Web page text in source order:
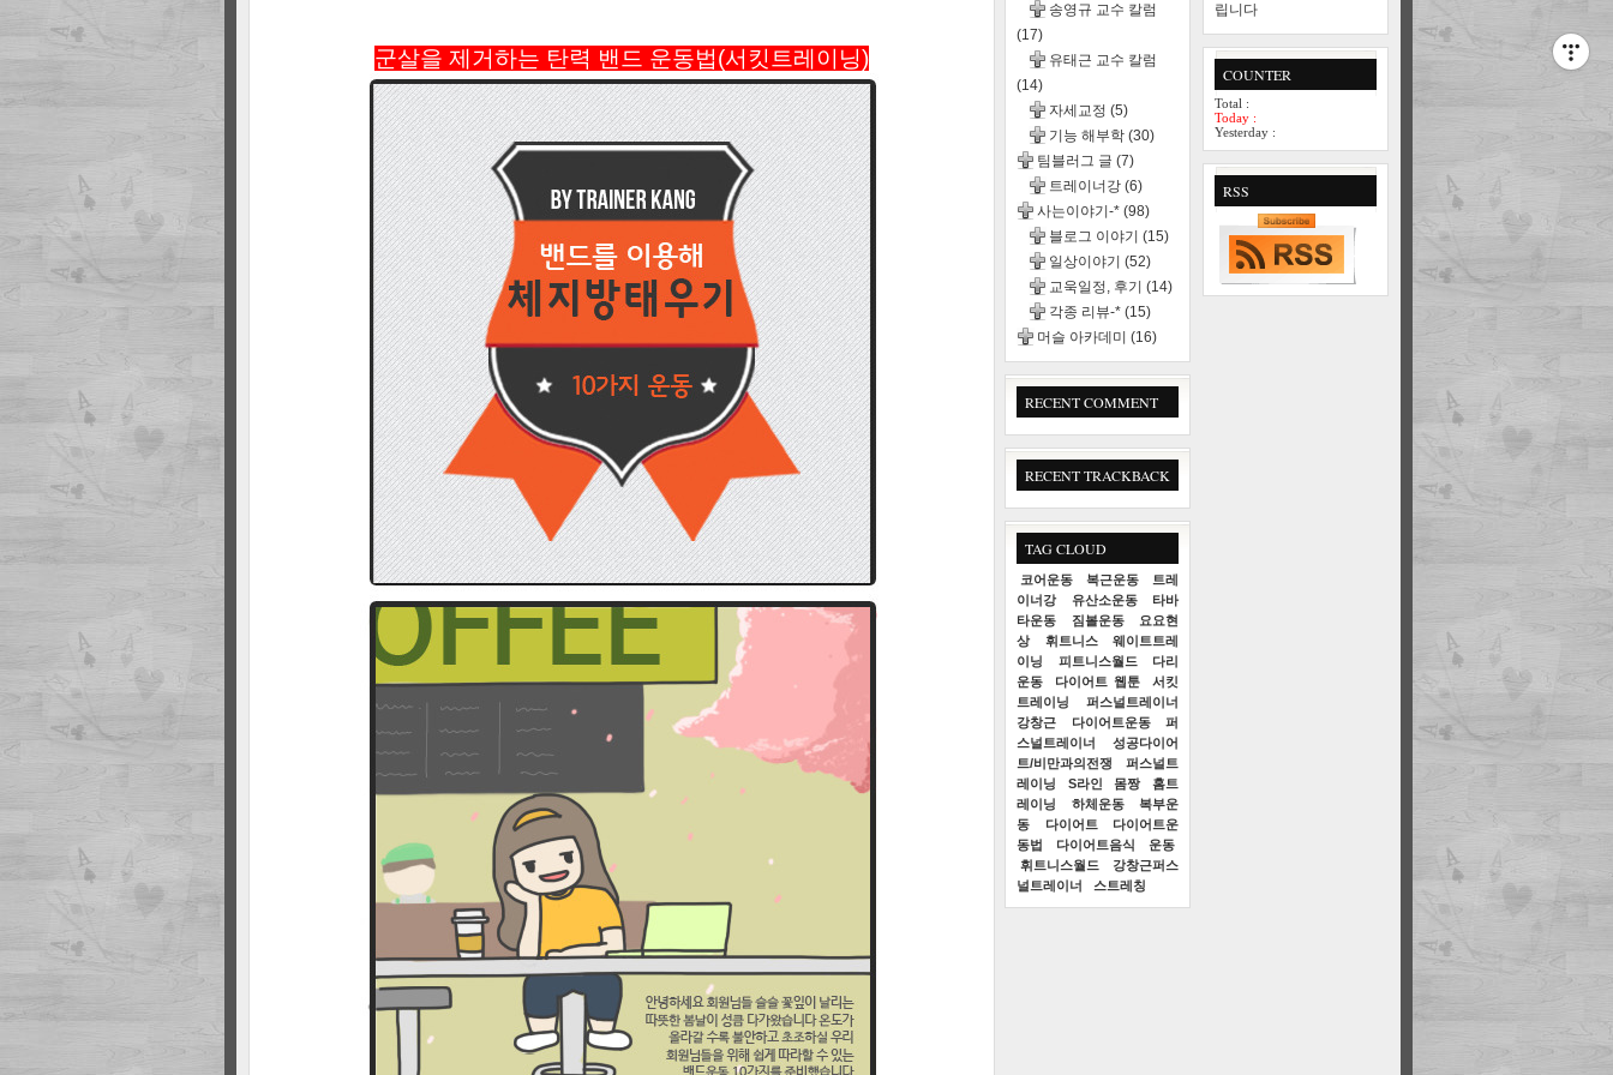
군살을 제거하는 탄력 밴드 운동법(서킷트레이닝)
립니다
COUNTER
Total :
Today :
Yesterday :
RSS
송영규 교수 칼럼
(17)
유태근 교수 칼럼
(14)
자세교정 (5)
기능 해부학 (30)
팀블러그 글 (7)
트레이너강 (6)
사는이야기-* (98)
블로그 이야기 (15)
일상이야기 (52)
교욱일정, 후기 (14)
각종 리뷰-* (15)
머슬 아카데미 (16)
RECENT COMMENT
RECENT TRACKBACK
TAG CLOUD
코어운동 복근운동
트레
이너강
유산소운동
타바
타운동
짐볼운동
요요현
상
휘트니스
웨이트트레
이닝
피트니스월드
다리
운동
다이어트 웹툰
서킷
트레이닝
퍼스널트레이너
강창근
다이어트운동
퍼
스널트레이너
성공다이어
트/비만과의전쟁
퍼스널트
레이닝
S라인 몸짱
홈트
레이닝
하체운동
복부운
동
다이어트
다이어트운
동법
다이어트음식
운동
휘트니스월드
강창근퍼스
널트레이너
스트레칭